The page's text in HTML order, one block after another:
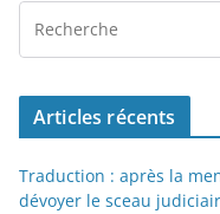
Articles récents
Traduction : après la
dévoyer le sceau